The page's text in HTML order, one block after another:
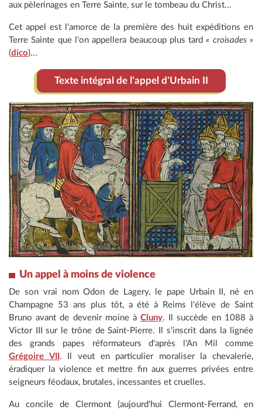
aux pèlerinages en Terre Sainte, sur le tombeau du Christ...
Cet appel est l'amorce de la première des huit expéditions en
Terre Sainte que l'on appellera beaucoup plus tard« croisades »
(dico)...
Texte intégral de l'appel d'Urbain II
Un appel à moins de violence
De son vrai nom Odon de Lagery, le pape Urbain II, né en
Champagne 53 ans plus tôt, a été à Reims l'élève de Saint
Bruno avant de devenir moine àCluny. Il succède en 1088 à
Victor III sur le trône de Saint-Pierre. Il s'inscrit dans la lignée
des grands papes réformateurs d'après l'An Mil comme
Grégoire VII . Il veut en particulier moraliser la chevalerie,
éradiquer la violence et mettre fin aux guerres privées entre
seigneurs féodaux, brutales, incessantes et cruelles.
Au concile de Clermont (aujourd'hui Clermont-Ferrand, en